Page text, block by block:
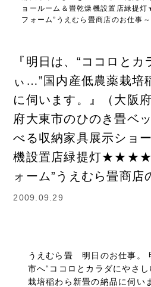
ョールーム＆畳乾燥機設置店緑
フォーム”うえむら畳商店のお仕事～
『明日は、“ココロと
ぃ…”国内産低農薬栽培
に伺います。』（大阪
府大東市のひのき畳ベ
べる収納家具展示ショ
機設置店緑提灯
ォーム”うえむら畳商店
2009.09.29
うえむら畳 明日のお仕事。
市へ“ココロとカラダにやさ
栽培稲わら新畳の納品に伺い